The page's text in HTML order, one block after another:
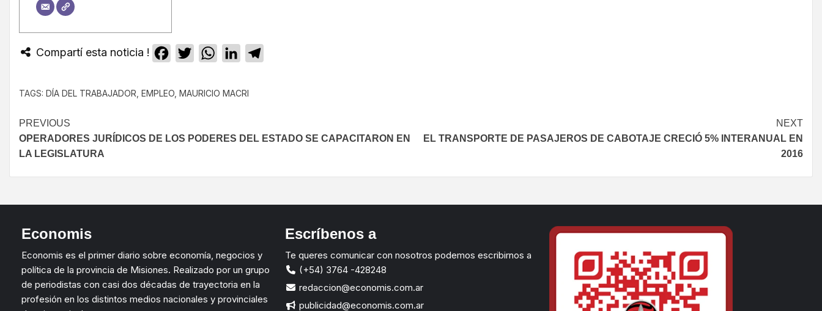
Compartí esta noticia ! Facebook
TwitterWhatsApp
LinkedIn
TAGS: DÍA DEL TRABAJADOR EMPLEO MAURICIO MACRI
PREVIOUS
OPERADORES JURÍDICOS DE LOS PODERES DEL ESTADO SE CAPACITARON EN
LA LEGISLATURA
NEXT
EL TRANSPORTE DE PASAJEROS DE CABOTAJE CRECIÓ 5% INTERANUAL EN
2016
Economis
Economis es el primer diario sobre economía, negocios y
política de la provincia de Misiones. Realizado por un grupo
de periodistas con casi dos décadas de trayectoria en la
profesión en los distintos medios nacionales y provinciales
Escríbenos a
Te queres comunicar con nosotros podemos escribirnos a
(+54) 3764 -428248
redaccion@economis.com.ar
publicidad@economis.com.ar